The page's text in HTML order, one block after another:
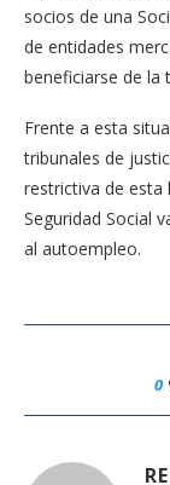
socios de una
de entidades
beneficiarse de la
Frente a esta
tribunales de
restrictiva de esta
Seguridad Social
al autoempleo.
0